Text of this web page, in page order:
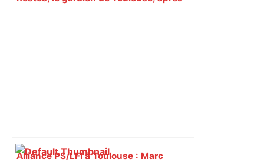
Alliance PS/LFI à Toulouse : Marc